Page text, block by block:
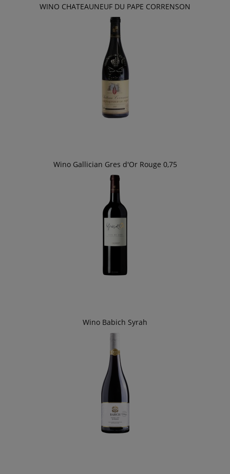
WINO CHATEAUNEUF DU PAPE CORRENSON
Wino Gallician Gres d'Or Rouge 0,75
Wino Babich Syrah